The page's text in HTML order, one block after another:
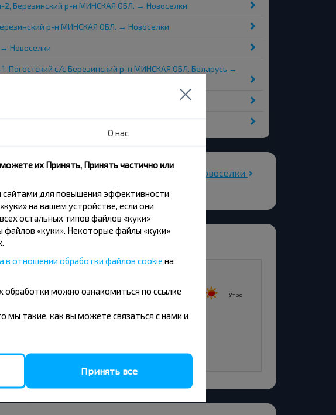
2, Березинский р-н МИНСКАЯ ОБЛ. → Новоселки
р-н МИНСКАЯ ОБЛ. → Новоселки
Новоселки
Погостский с/с Березинский р-н МИНСКАЯ ОБЛ. Беларусь →
Новоселки
Все автовокзалы Новоселки
Утро
Вечер
+15°C Утро
+18°C
+16°C Вечер
+14°C Утро
О нас
их Принять, Принять частично или
для повышения эффективности
на вашем устройстве, если они
остальных типов файлов «куки»
«куки». Некоторые файлы «куки»
в отношении обработки файлов cookie на
обработки можно ознакомиться по ссылке
мы такие, как вы можете связаться с нами и
Принять все